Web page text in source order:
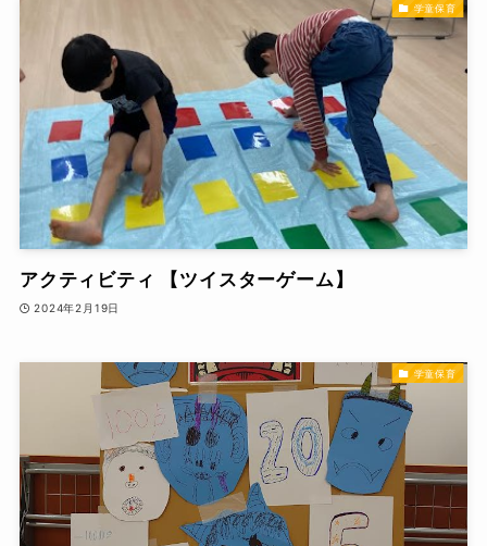
学童保育
アクティビティ 【ツイスターゲーム】
2024年2月19日
学童保育